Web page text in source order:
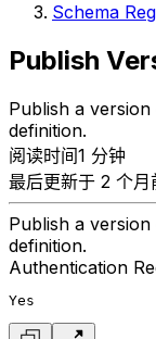
Schema
Publish
Publish a
definition.
阅读时间1 分钟
最后更新于 2 个月
Publish a
definition.
Authentication
Yes